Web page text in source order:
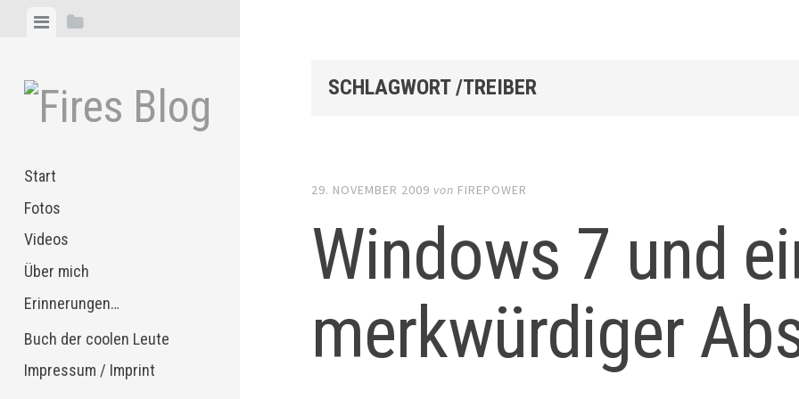
MenüSeitenleiste
Start
Fotos
Videos
Über mich
Erinnerungen…
Buch der coolen Leute
Impressum / Imprint
SCHLAGWORT /TREIBER
29. NOVEMBER 2009 von FIREPOWER
Windows 7 und
merkwürdiger